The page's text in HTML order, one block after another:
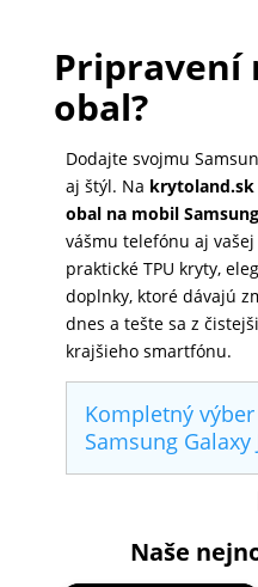
Pripravení
obal?
Dodajte svojmu
aj štýl. Na krytoland.sk
obal na mobil
vášmu telefónu aj
praktické TPU kryty,
doplnky, ktoré dávajú
dnes a tešte sa z
krajšieho smartfónu.
Kompletný
Samsung Galaxy
Naše